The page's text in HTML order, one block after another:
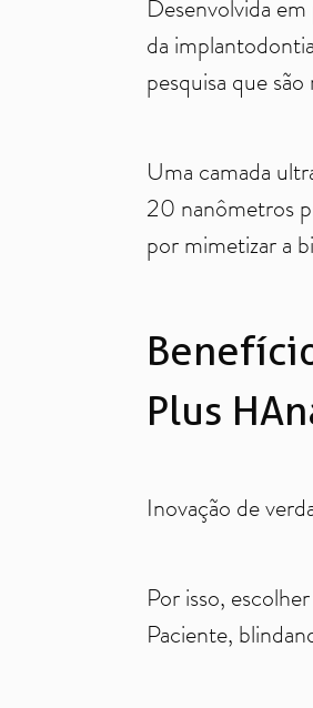
Desenvolvida
da
pesquisa que
Uma camada
20 nanômetros
por mimetizar a
Plus
Inovação de
Por isso,
Paciente,